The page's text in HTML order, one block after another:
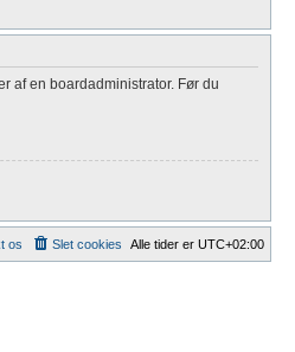
af en boardadministrator. Før du
Alle tider er UTC+02:00
Slet cookies
os